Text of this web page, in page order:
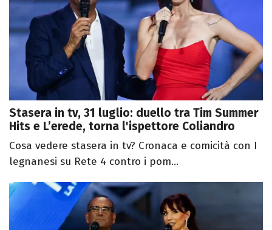
Stasera in tv, 31 luglio: duello tra Tim Summer
Hits e L’erede, torna l'ispettore Coliandro
Cosa vedere stasera in tv? Cronaca e comicità con I
legnanesi su Rete 4 contro i pom...